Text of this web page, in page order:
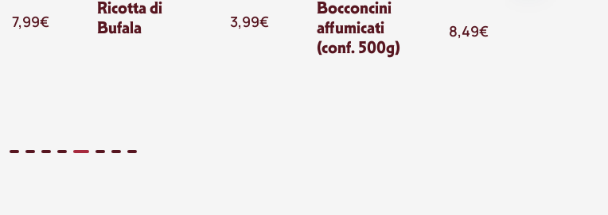
7,99€
Ricotta di
Bufala
3,99€
Bocconcini
affumicati
(conf. 500g)
8,49€